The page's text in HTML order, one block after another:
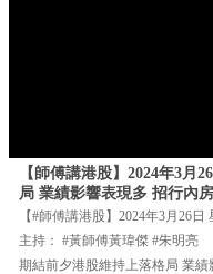
【師傅講港股】2024年3月
局 業績影響表現多 招行內
【#師傅講港股】2024年3月26日
主持： #黃師傅黃瑋傑 #朱明亮
期結前夕港股維持上落格局 業